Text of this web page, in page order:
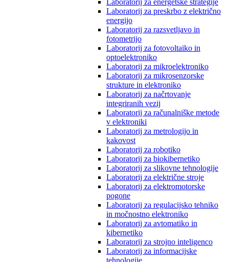
Laboratorij za energetske strategije
Laboratorij za preskrbo z električno
energijo
Laboratorij za razsvetljavo in
fotometrijo
Laboratorij za fotovoltaiko in
optoelektroniko
Laboratorij za mikroelektroniko
Laboratorij za mikrosenzorske
strukture in elektroniko
Laboratorij za načrtovanje
integriranih vezij
Laboratorij za računalniške metode
v elektroniki
Laboratorij za metrologijo in
kakovost
Laboratorij za robotiko
Laboratorij za biokibernetiko
Laboratorij za slikovne tehnologije
Laboratorij za električne stroje
Laboratorij za elektromotorske
pogone
Laboratorij za regulacijsko tehniko
in močnostno elektroniko
Laboratorij za avtomatiko in
kibernetiko
Laboratorij za strojno inteligenco
Laboratorij za informacijske
tehnologije